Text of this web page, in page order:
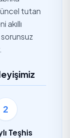
tutan
2
Teşhis